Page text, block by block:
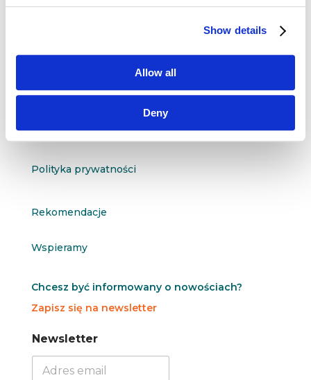
Show details
Allow all
Deny

O nas
Kontakt
Polityka prywatności
Rekomendacje
Wspieramy
Chcesz być informowany o nowościach?
Zapisz się na newsletter
N
N
Newsletter